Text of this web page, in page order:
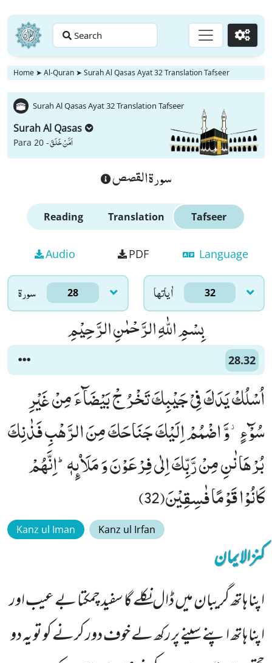
Search Go
Home ➤ Al-Quran ➤ Surah Al Qasas Ayat 32 Translation Tafseer
Surah Al Qasas Ayat 32 Translation Tafseer
Surah Al Qasas
Para 20 -اَمَّنْ خَلَقَ
سورة القصص
Reading Translation Tafseer
Audio PDF Language
سورۃ 28 اٰياتها 32
بِسْمِ اللّٰهِ الرَّحْمٰنِ الرَّحِیْمِ
28.32
اُسْلُكْ یَدَكَ فِیْ جَیْبِكَ تَخْرُ جْ بَیْضَآءَ مِنْ غَیْرِ
سُوْٓءٍ٘-وَّ اضْمُمْ اِلَیْكَ جَنَاحَكَ مِنَ الرَّهْبِ فَذٰنِكَ
بُرْهَانٰنِ مِنْ رَّبِّكَ اِلٰى فِرْعَوْنَ وَ مَلَاۡىٕهٖؕ-اِنَّهُمْ
كَانُوْا قَوْمًا فٰسِقِیْنَ(32)
Kanz ul Iman Kanz ul Irfan
کنزالایمان
اپنا ہاتھ گریبان میں ڈال نکلے گا سفید چمکتا بے عیب اور
اپنا ہاتھ اپنے سینے پر رکھ لے خوف دور کرنے کو تو یہ دو